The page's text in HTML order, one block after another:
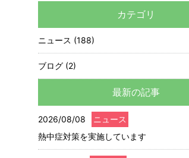
カテゴリ
ニュース (188)
ブログ (2)
最新の記事
2026/08/08
ニュース
熱中症対策を実施しています